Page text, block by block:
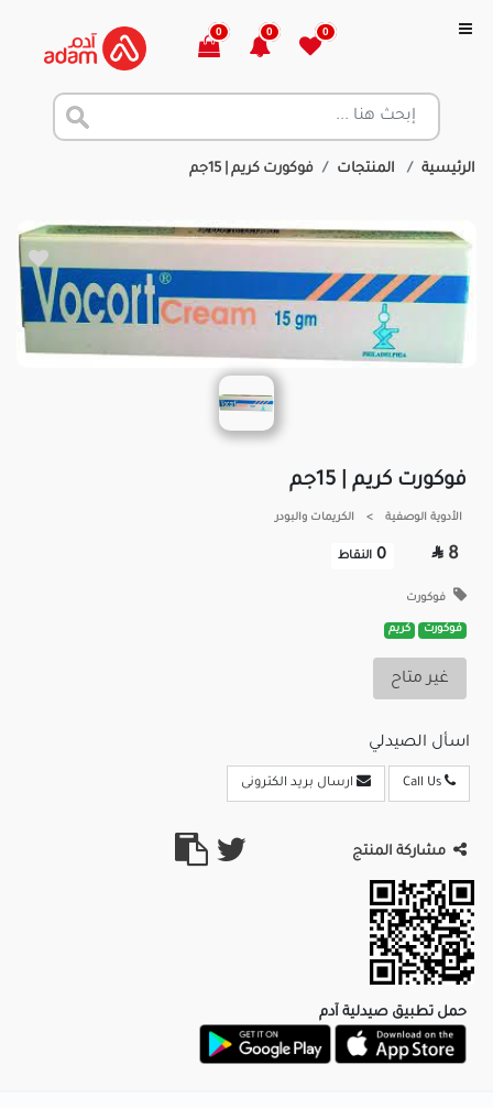
0
0
0
الرئيسية المنتجات فوكورت كريم | 15جم
فوكورت كريم | 15جم
الأدوية الوصفية > الكريمات والبودر
8

0 النقاط
فوكورت
فوكورت كريم
غير متاح
اسأل الصيدلي
ارسال بريد الكترونى
مشاركة المنتج
حمل تطبيق صيدلية آدم